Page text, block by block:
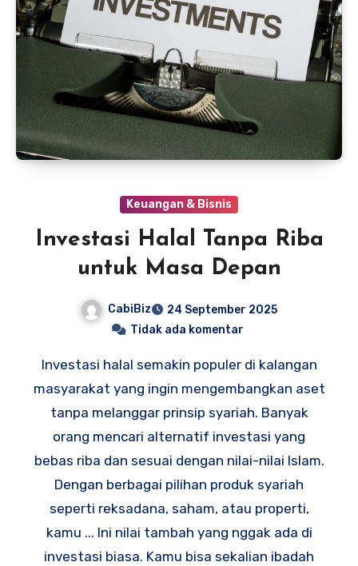
Keuangan & Bisnis
Investasi Halal Tanpa Riba
untuk Masa Depan
CabiBiz
24 September 2025
Tidak ada komentar
Investasi halal semakin populer di kalangan
masyarakat yang ingin mengembangkan aset
tanpa melanggar prinsip syariah. Banyak
orang mencari alternatif investasi yang
bebas riba dan sesuai dengan nilai-nilai Islam.
Dengan berbagai pilihan produk syariah
seperti reksadana, saham, atau properti,
kamu ... Ini nilai tambah yang nggak ada di
investasi biasa. Kamu bisa sekalian ibadah